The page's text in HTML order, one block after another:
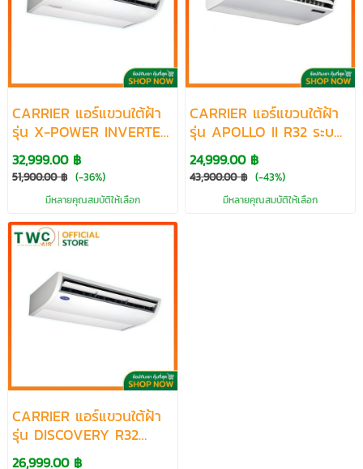
CARRIER แอร์แขวนใต้ฝ้า
รุ่น X-POWER INVERTER
R32 ระบบ INVERTER
ขนาด 13300-60700
BTU
32,999.00 ฿
51,900.00 ฿ (-36%)
มีหลายคุณสมบัติให้เลือก
CARRIER แอร์แขวนใต้ฝ้า
รุ่น APOLLO II R32 ระบบ
FIXED SPEED ขนาด
12800-60000 BTU
24,999.00 ฿
43,900.00 ฿ (-43%)
มีหลายคุณสมบัติให้เลือก
CARRIER แอร์แขวนใต้ฝ้า
รุ่น DISCOVERY R32
ระบบ FIXED SPEED
26,999.00 ฿